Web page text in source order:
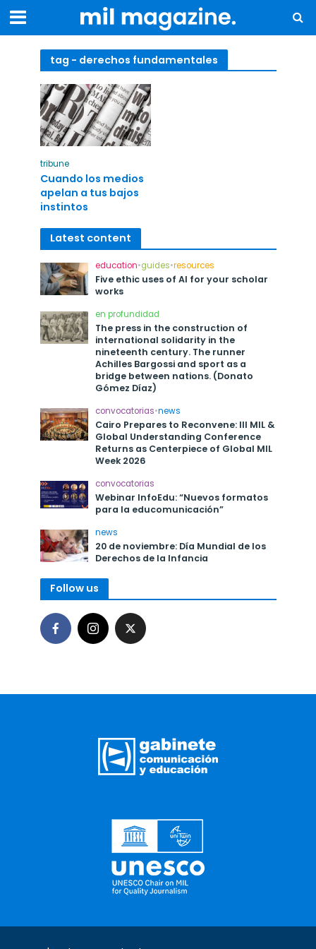
tag - derechos fundamentales
tribune
Cuando los medios
apelan a tus bajos
instintos
Latest content
education•guides•resources
Five ethic uses of AI for your scholar
works
en profundidad
The press in the construction of
international solidarity in the
nineteenth century. The runner
Achilles Bargossi and sport as a
bridge between nations. (Donato
Gómez Díaz)
convocatorias•news
Cairo Prepares to Reconvene: III MIL &
Global Understanding Conference
Returns as Centerpiece of Global MIL
Week 2026
convocatorias
Webinar InfoEdu: “Nuevos formatos
para la educomunicación”
news
20 de noviembre: Día Mundial de los
Derechos de la Infancia
Follow us